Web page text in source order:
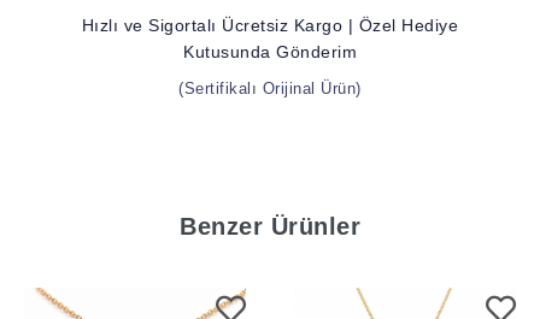
Hızlı ve Sigortalı Ücretsiz Kargo | Özel Hediye
Kutusunda Gönderim
(Sertifikalı Orijinal Ürün)
Benzer Ürünler